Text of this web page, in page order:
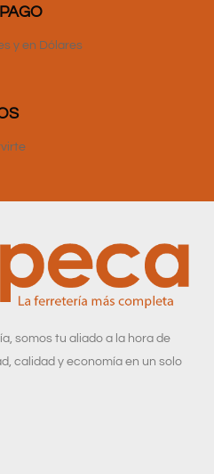
y en Dólares
somos tu aliado a la hora de
calidad y economía en un solo